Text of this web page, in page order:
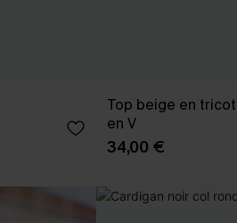
Top beige en
en V
34,00 €